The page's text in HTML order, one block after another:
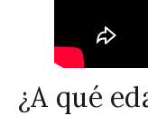
¿A qué